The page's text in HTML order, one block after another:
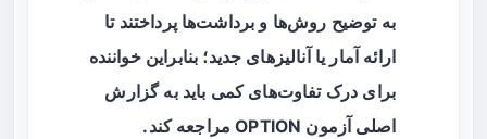
به توضیح روش‌ها و برداشت‌ها پرداختند تا
ارائه آمار یا آنالیزهای جدید؛ بنابراین خواننده
برای درک تفاوت‌های کمی باید به گزارش
اصلی آزمون OPTION مراجعه کند.